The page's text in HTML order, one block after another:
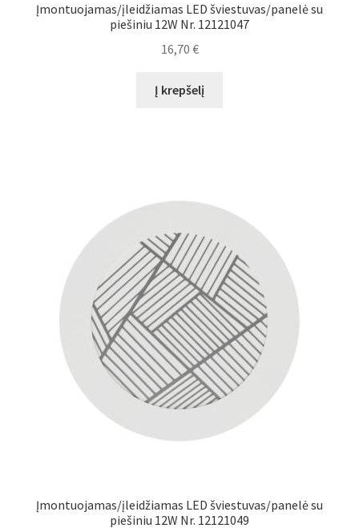
Įmontuojamas/įleidžiamas LED šviestuvas/panelė su
piešiniu 12W Nr. 12121047
16,70 €
Į krepšelį
Įmontuojamas/įleidžiamas LED šviestuvas/panelė su
piešiniu 12W Nr. 12121049